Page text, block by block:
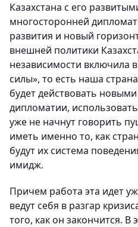
Казахстана с его
многосторонней
развития и новый
внешней политики
независимости включила
силы», то есть наша
будет действовать
дипломатии,
уже не начнут говорить
иметь именно то, как
будут их система
имидж.
Причем работа эта идет
ведут себя в разгар
того, как он закончится. В